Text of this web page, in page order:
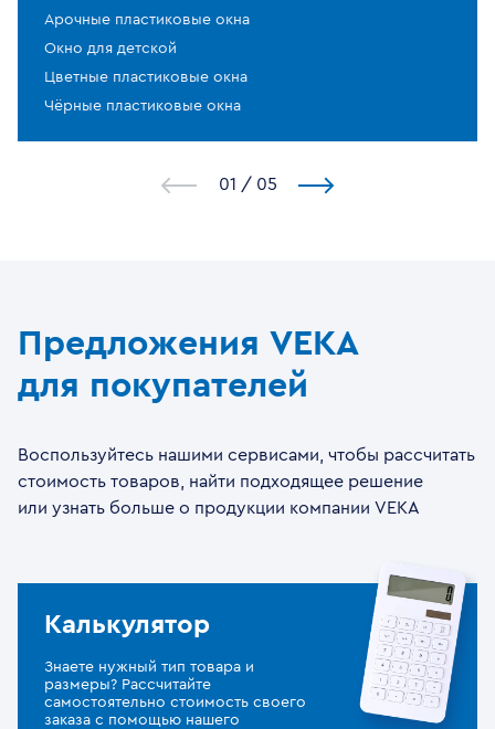
Арочные пластиковые окна
Окно для детской
Цветные пластиковые окна
Чёрные пластиковые окна
1 / 5
Предложения VEKA
для покупателей
Воспользуйтесь нашими сервисами, чтобы рассчитать
стоимость товаров, найти подходящее решение
или узнать больше о продукции компании VEKA
Калькулятор
Знаете нужный тип товара и
размеры? Рассчитайте
самостоятельно стоимость своего
заказа с помощью нашего